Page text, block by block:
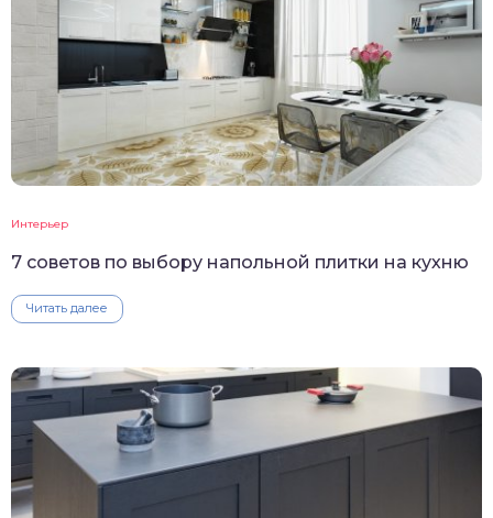
Интерьер
7 советов по выбору напольной плитки на кухню
Читать далее